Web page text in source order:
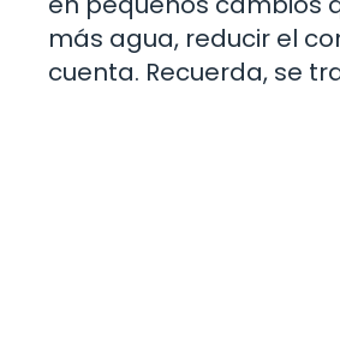
más agua, reducir el
cuenta. Recuerda, se